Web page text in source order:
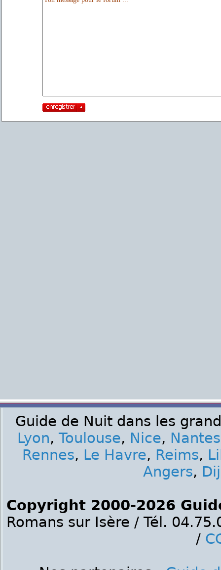
Guide de Nuit dans les
Lyon, Toulouse, Nice, Nantes
Rennes, Le Havre, Reims,
Angers,
Copyright 2000-2026
Romans sur Isère / Tél.
/